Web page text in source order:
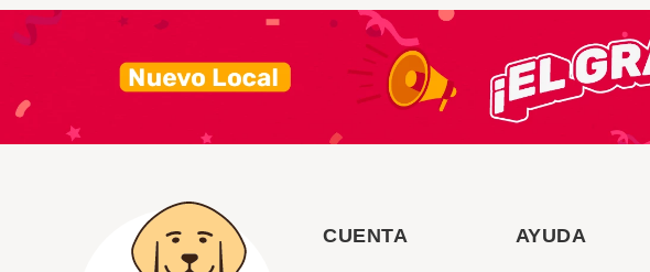
CUENTA AYUDA